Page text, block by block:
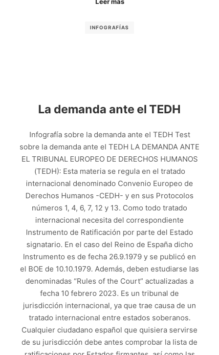
INFOGRAFÍAS
La demanda ante el TEDH
Infografía sobre la demanda ante el TEDH Test
sobre la demanda ante el TEDH LA DEMANDA ANTE
EL TRIBUNAL EUROPEO DE DERECHOS HUMANOS
(TEDH): Esta materia se regula en el tratado
internacional denominado Convenio Europeo de
Derechos Humanos -CEDH- y en sus Protocolos
números 1, 4, 6, 7, 12 y 13. Como todo tratado
internacional necesita del correspondiente
Instrumento de Ratificación por parte del Estado
signatario. En el caso del Reino de España dicho
Instrumento es de fecha 26.9.1979 y se publicó en
el BOE de 10.10.1979. Además, deben estudiarse las
denominadas “Rules of the Court” actualizadas a
fecha 10 febrero 2023. Es un tribunal de
jurisdicción internacional, ya que trae causa de un
tratado internacional entre estados soberanos.
Cualquier ciudadano español que quisiera servirse
de su jurisdicción debe antes comprobar la lista de